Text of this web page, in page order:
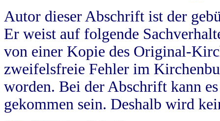
Autor dieser Abschrift ist der
Er weist auf folgende
von einer Kopie des Original-
zweifelsfreie Fehler im
worden. Bei der Abschrift kann
gekommen sein. Deshalb wird